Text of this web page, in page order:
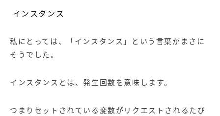
インスタンス
私にとっては、「インスタンス」という言葉がまさに
そうでした。
インスタンスとは、発生回数を意味します。
つまりセットされている変数がリクエストされるたび